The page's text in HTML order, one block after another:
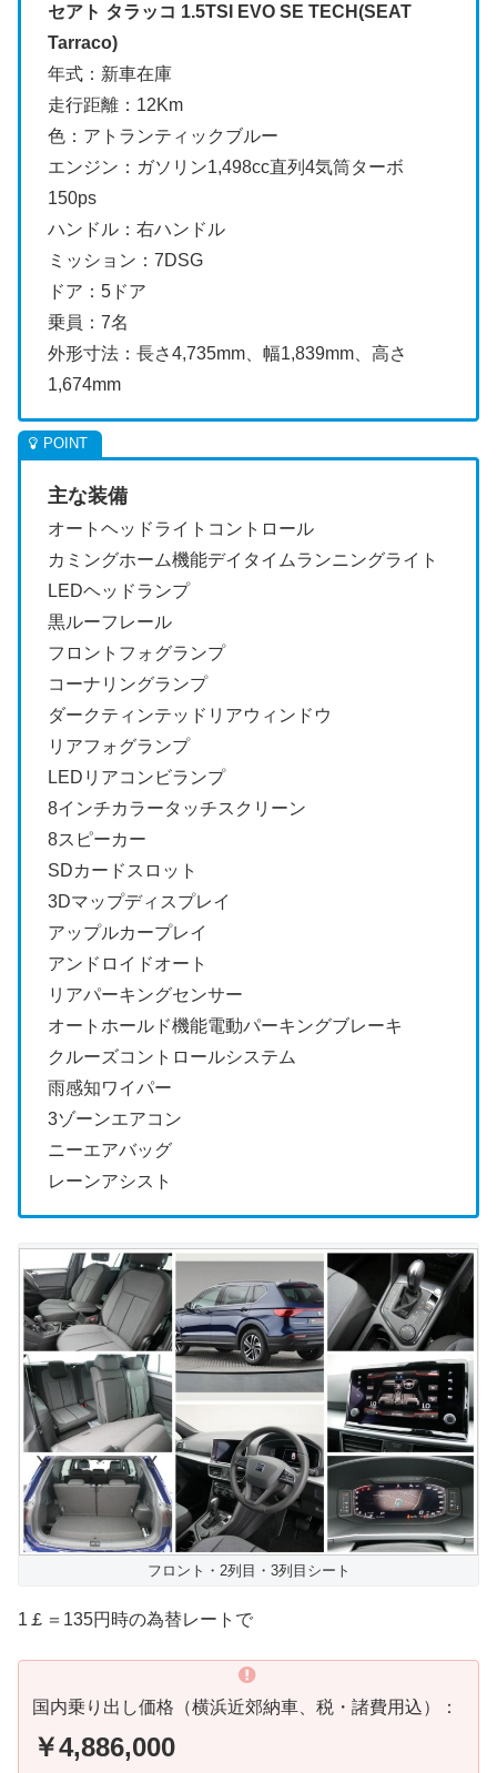
セアト タラッコ 1.5TSI EVO SE TECH(SEAT
Tarraco)
年式：新車在庫
走行距離：12Km
色：アトランティックブルー
エンジン：ガソリン1,498cc直列4気筒ターボ
150ps
ハンドル：右ハンドル
ミッション：7DSG
ドア：5ドア
乗員：7名
外形寸法：長さ4,735mm、幅1,839mm、高さ
1,674mm
主な装備
オートヘッドライトコントロール
カミングホーム機能デイタイムランニングライト
LEDヘッドランプ
黒ルーフレール
フロントフォグランプ
コーナリングランプ
ダークティンテッドリアウィンドウ
リアフォグランプ
LEDリアコンビランプ
8インチカラータッチスクリーン
8スピーカー
SDカードスロット
3Dマップディスプレイ
アップルカープレイ
アンドロイドオート
リアパーキングセンサー
オートホールド機能電動パーキングブレーキ
クルーズコントロールシステム
雨感知ワイパー
3ゾーンエアコン
ニーエアバッグ
レーンアシスト
フロント・2列目・3列目シート
1￡＝135円時の為替レートで
国内乗り出し価格（横浜近郊納車、税・諸費用込）：
￥4,886,000